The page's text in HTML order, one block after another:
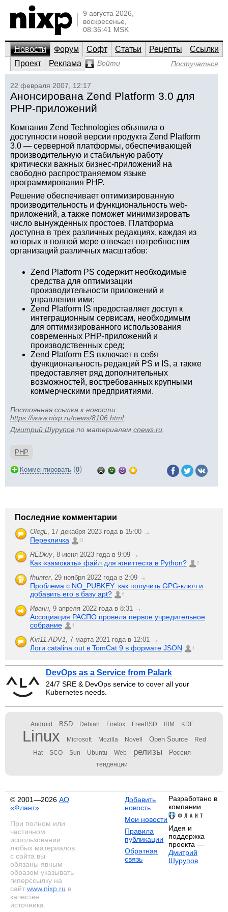
9 августа 2026,
воскресенье,
08:36:41 MSK
Новости Форум Софт Статьи Рецепты
Ссылки
Проект
Реклама Войти Постучаться
22 февраля 2007, 12:17
Анонсирована Zend Platform 3.0 для
PHP-приложений
Компания Zend Technologies объявила о
доступности новой версии продукта Zend Platform
3.0 — серверной платформы, обеспечивающей
производительную и стабильную работу
критически важных бизнес-приложений на
свободно распространяемом языке
программирования PHP.
Решение обеспечивает оптимизированную
производительность и функциональность web-
приложений, а также поможет минимизировать
число вынужденных простоев. Платформа
доступна в трех различных редакциях, каждая из
которых в полной мере отвечает потребностям
организаций различных масштабов:
Zend Platform PS содержит необходимые
средства для оптимизации
производительности приложений и
управления ими;
Zend Platform IS предоставляет доступ к
интеграционным сервисам, необходимым
для оптимизированного использования
современных PHP-приложений и
производственных сред;
Zend Platform ES включает в себя
функциональность редакций PS и IS, а также
предоставляет ряд дополнительных
возможностей, востребованных крупными
коммерческими предприятиями.
Постоянная ссылка к новости:
https://www.nixp.ru/news/8106.html.
Дмитрий Шурупов по материалам cnews.ru
PHP
Комментировать (0)
Последние комментарии
OlegL, 17 декабря 2023 года в 15:00 →
Перекличка 21
REDkiy, 8 июня 2023 года в 9:09 →
Как «замокать» файл для юниттеста в Python? 2
fhunter, 29 ноября 2022 года в 2:09 →
Проблема с NO_PUBKEY: как получить GPG-ключ и
добавить его в базу apt?
6
Иванн, 9 апреля 2022 года в 8:31 →
Ассоциация РАСПО провела первое учредительное
собрание
1
Kiri11.ADV1, 7 марта 2021 года в 12:01 →
Логи catalina.out в TomCat 9 в формате JSON 1
DevOps as a Service from Palark
24/7 SRE & DevOps service to cover all your
Kubernetes needs.
Android BSD Debian Firefox FreeBSD IBM KDE
Linux Microsoft Mozilla Novell Open Source Red
Hat SCO Sun Ubuntu Web релизы Россия
тенденции
© 2001—2026 АО
«Флант»
При полном или
частичном
использовании
любых материалов
с сайта вы
обязаны явным
образом указывать
гиперссылку на
сайт www.nixp.ru в
качестве
источника.
Добавить
новость
Мои новости
Правила
публикации
Обратная
связь
Разработано в
компании
Идея и
поддержка
проекта —
Дмитрий
Шурупов